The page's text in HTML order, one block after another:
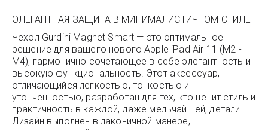
ЭЛЕГАНТНАЯ ЗАЩИТА В МИНИМАЛИСТИЧНОМ СТИЛЕ
Чехол Gurdini Magnet Smart — это оптимальное
решение для вашего нового Apple iPad Air 11 (M2 -
M4), гармонично сочетающее в себе элегантность и
высокую функциональность. Этот аксессуар,
отличающийся легкостью, тонкостью и
утонченностью, разработан для тех, кто ценит стиль и
практичность в каждой, даже мельчайшей, детали.
Дизайн выполнен в лаконичной манере,